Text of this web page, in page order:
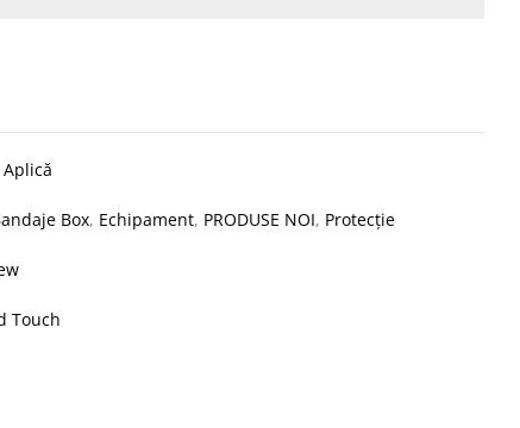
Aplică
Box, Echipament, PRODUSE NOI, Protecție
Touch